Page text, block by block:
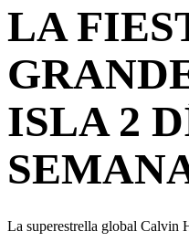
LA
ISLA 2
La superestrella global Calvin